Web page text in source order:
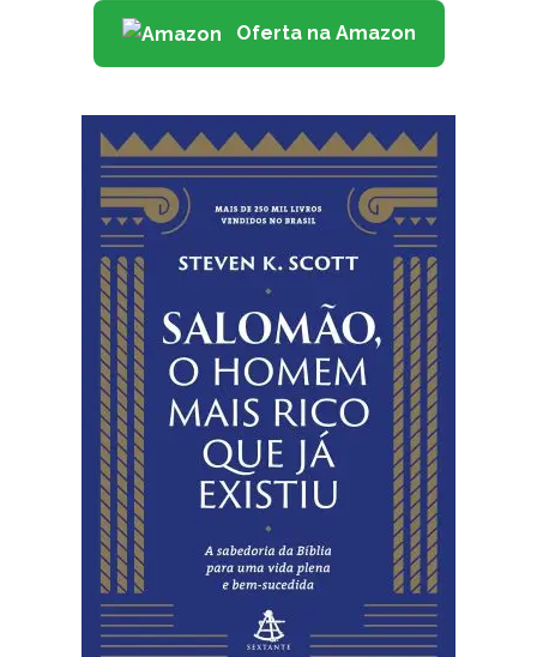
Oferta na Amazon